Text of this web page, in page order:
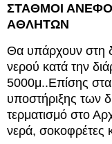
ΣΤΑΘΜΟΙ
ΑΘΛΗΤΩΝ
Θα υπάρχουν στη
νερού κατά την
5000μ..Επίσης
υποστήριξης των
τερματισμό στο
νερά, σοκοφρέτες